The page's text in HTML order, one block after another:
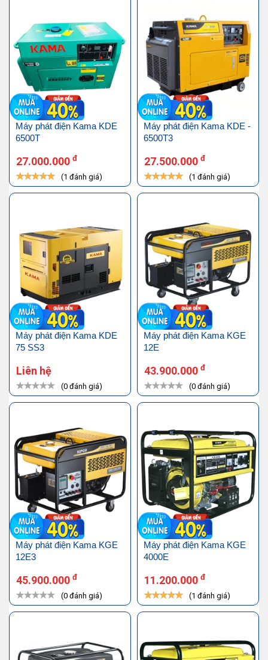
Máy phát điện Kama KDE
6500T
27.000.000 đ
(1 đánh giá)
Máy phát điện Kama KDE -
6500T3
27.500.000 đ
(1 đánh giá)
Máy phát điện Kama KDE
75 SS3
Liên hệ
(0 đánh giá)
Máy phát điện Kama KGE
12E
43.900.000 đ
(0 đánh giá)
Máy phát điện Kama KGE
12E3
45.900.000 đ
(0 đánh giá)
Máy phát điện Kama KGE
4000E
11.200.000 đ
(1 đánh giá)